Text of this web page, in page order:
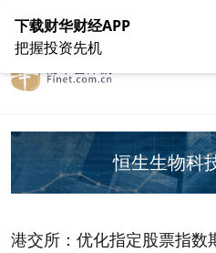
在线客服 关于我们
恒生生物科
港交所：优化指定股票指数
下载财华财经APP
把握投资先机